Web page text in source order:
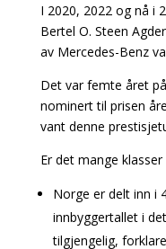
I 2020, 2022 og nå i
Bertel O. Steen
av Mercedes-Benz
Det var femte året
nominert til prisen
vant denne
Er det mange
Norge er delt inn i
innbyggertallet i
tilgjengelig,